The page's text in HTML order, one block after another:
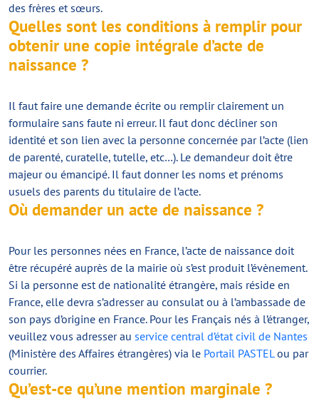
des frères et sœurs.
Quelles sont les conditions à remplir pour
obtenir une copie intégrale d’acte de
naissance ?
Il faut faire une demande écrite ou remplir clairement un
formulaire sans faute ni erreur. Il faut donc décliner son
identité et son lien avec la personne concernée par l’acte (lien
de parenté, curatelle, tutelle, etc…). Le demandeur doit être
majeur ou émancipé. Il faut donner les noms et prénoms
usuels des parents du titulaire de l’acte.
Où demander un acte de naissance ?
Pour les personnes nées en France, l’acte de naissance doit
être récupéré auprès de la mairie où s’est produit l’évènement.
Si la personne est de nationalité étrangère, mais réside en
France, elle devra s’adresser au consulat ou à l’ambassade de
son pays d’origine en France. Pour les Français nés à l’étranger,
veuillez vous adresser au service central d’état civil de Nantes
(Ministère des Affaires étrangères) via le Portail PASTELou par
courrier.
Qu’est-ce qu’une mention marginale ?